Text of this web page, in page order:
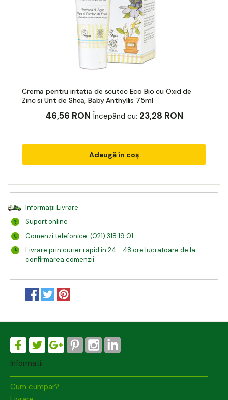
Crema pentru iritatia de scutec Eco Bio cu Oxid de
Zinc si Unt de Shea, Baby Anthyllis 75ml
46,56 RON Începând cu: 23,28 RON
Adaugă în coș
Informații Livrare
Suport online
Comenzi telefonice: (021) 318 19 01
Livrare prin curier rapid in 24 - 48 ore lucratoare de la
confirmarea comenzii
Informatii
Cum cumpar?